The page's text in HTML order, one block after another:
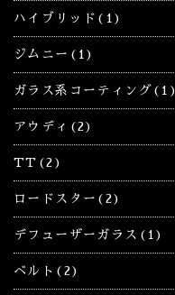
ハイブリッド(1)
ジムニー(1)
ガラス系コーティング(1)
アウディ(2)
TT(2)
ロードスター(2)
デフューザーガラス(1)
ベルト(2)